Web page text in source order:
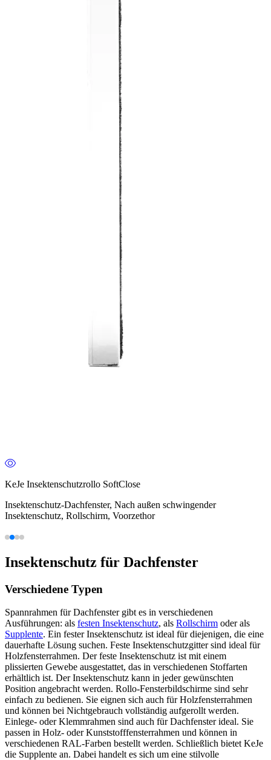
KeJe Insektenschutzrollo SoftClose
Insektenschutz-Dachfenster, Nach außen schwingender
Insektenschutz, Rollschirm, Voorzethor
Insektenschutz für Dachfenster
Verschiedene Typen
Spannrahmen für Dachfenster gibt es in verschiedenen
Ausführungen: als festen Insektenschutz, als Rollschirm oder als
Supplente. Ein fester Insektenschutz ist ideal für diejenigen, die eine
dauerhafte Lösung suchen. Feste Insektenschutzgitter sind ideal für
Holzfensterrahmen. Der feste Insektenschutz ist mit einem
plissierten Gewebe ausgestattet, das in verschiedenen Stoffarten
erhältlich ist. Der Insektenschutz kann in jeder gewünschten
Position angebracht werden. Rollo-Fensterbildschirme sind sehr
einfach zu bedienen. Sie eignen sich auch für Holzfensterrahmen
und können bei Nichtgebrauch vollständig aufgerollt werden.
Einlege- oder Klemmrahmen sind auch für Dachfenster ideal. Sie
passen in Holz- oder Kunststofffensterrahmen und können in
verschiedenen RAL-Farben bestellt werden. Schließlich bietet KeJe
die Supplente an. Dabei handelt es sich um eine stilvolle